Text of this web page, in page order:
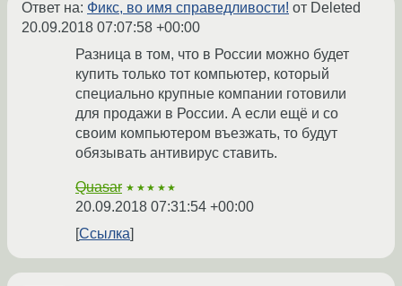
Ответ на: Фикс, во имя справедливости! от Deleted
20.09.2018 07:07:58 +00:00
Разница в том, что в России можно будет
купить только тот компьютер, который
специально крупные компании готовили
для продажи в России. А если ещё и со
своим компьютером въезжать, то будут
обязывать антивирус ставить.
Quasar ★★★★★
20.09.2018 07:31:54 +00:00
Ссылка